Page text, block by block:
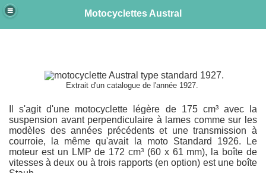
Motocyclettes Austral
Extrait d'un catalogue de l'année 1927.
Il s'agit d'une motocyclette légère de 175 cm³ avec la
suspension avant perpendiculaire à lames comme sur les
modèles des années précédents et une transmission à
courroie, la même qu'avait la moto Standard 1926. Le
moteur est un LMP de 172 cm³ (60 x 61 mm), la boîte de
vitesses à deux ou à trois rapports (en option) est une boîte